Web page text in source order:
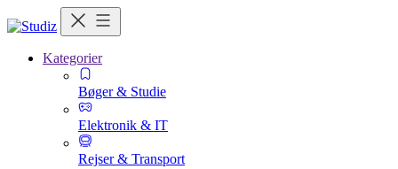
Kategorier
Bøger & Studie
Elektronik & IT
Rejser & Transport